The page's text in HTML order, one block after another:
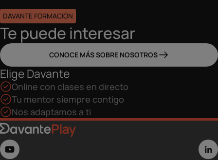
DAVANTE FORMACIÓN
Te puede interesar
CONOCE MÁS SOBRE NOSOTROS
Elige Davante
Online con clases en directo
Tu mentor siempre contigo
Nos adaptamos a ti